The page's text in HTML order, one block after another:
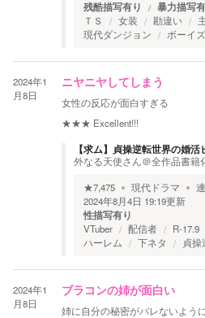
残酷描写有り 暴力描写
ＴＳ 女装 勘違い
現代ダンジョン
ボーイ
2024年1
月8日
ニヤニヤしてしまう
女性の反応が面白すぎる
★★★ Excellent!!!
【求ム】貞操逆転世界の婚活
外なる天使さん＠全作品書籍
★7,475 現代ドラマ
2024年8月4日 19:19更新
性描写有り
VTuber 配信者 R-17.9
ハーレム
下ネタ 貞操
2024年1
月8日
ブラコンの姉が面白い
姉に自分の秘密がバレないよう